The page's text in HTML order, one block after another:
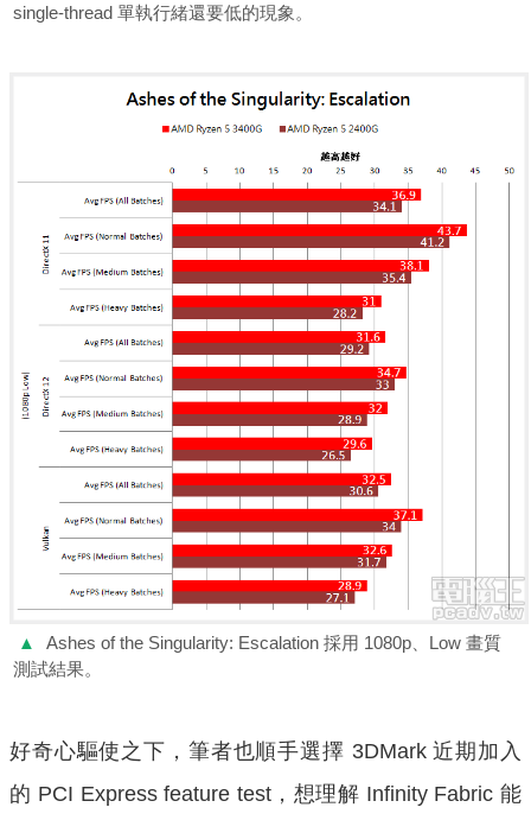
single-thread 單執行緒還要低的現象。
▲
Ashes of the Singularity: Escalation 採用 1080p、Low 畫質
測試結果。
好奇心驅使之下，筆者也順手選擇 3DMark 近期加入
的 PCI Express feature test，想理解 Infinity Fabric 能